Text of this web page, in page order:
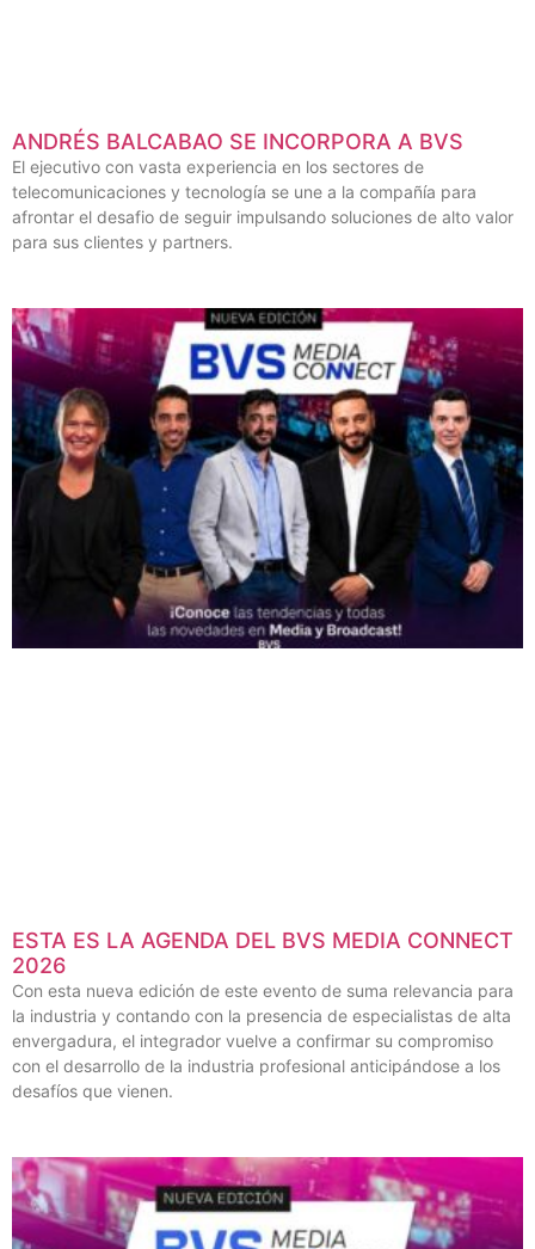
ANDRÉS BALCABAO SE INCORPORA A BVS
El ejecutivo con vasta experiencia en los sectores de
telecomunicaciones y tecnología se une a la compañía para
afrontar el desafio de seguir impulsando soluciones de alto valor
para sus clientes y partners.
ESTA ES LA AGENDA DEL BVS MEDIA CONNECT
2026
Con esta nueva edición de este evento de suma relevancia para
la industria y contando con la presencia de especialistas de alta
envergadura, el integrador vuelve a confirmar su compromiso
con el desarrollo de la industria profesional anticipándose a los
desafíos que vienen.